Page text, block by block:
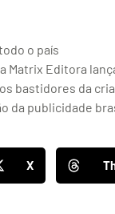
o país
Matrix Editora
bastidores da
da publicidade
X